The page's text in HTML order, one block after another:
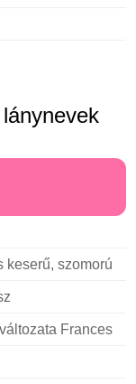
keserű, szomorú
Frances